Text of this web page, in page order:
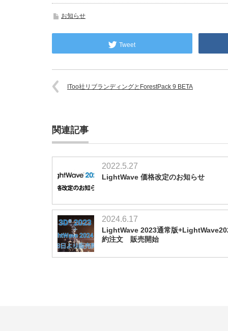
お知らせ
Tweet
IToo社リブランディングとForestPack 9 BETA
関連記事
2022.5.27
LightWave 価格改定のお知らせ
2024.6.17
LightWave 2023通常版
約注文 販売開始